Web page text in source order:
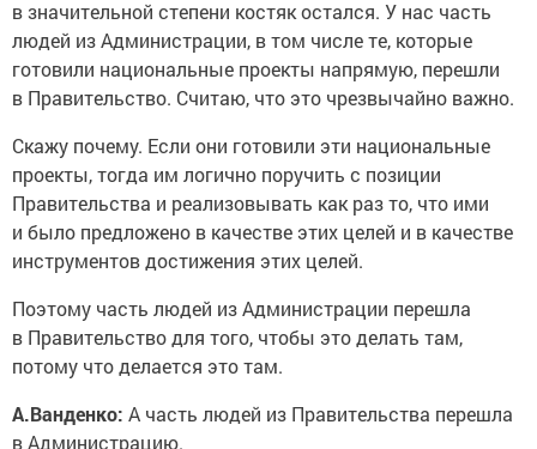
людей из Администрации, в том числе те, которые
готовили национальные проекты напрямую, перешли
в Правительство. Считаю, что это чрезвычайно важно.
Скажу почему. Если они готовили эти национальные
проекты, тогда им логично поручить с позиции
Правительства и реализовывать как раз то, что ими
и было предложено в качестве этих целей и в качестве
инструментов достижения этих целей.
Поэтому часть людей из Администрации перешла
в Правительство для того, чтобы это делать там,
потому что делается это там.
А.Ванденко: А часть людей из Правительства перешла
в Администрацию.